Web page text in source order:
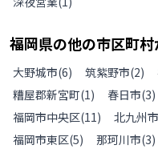
福岡県の他の市区町
大野城市(6) 筑紫野市(2)
糟屋郡新宮町(1) 春日市(3)
福岡市中央区(11) 北九州
福岡市東区(5) 那珂川市(3)